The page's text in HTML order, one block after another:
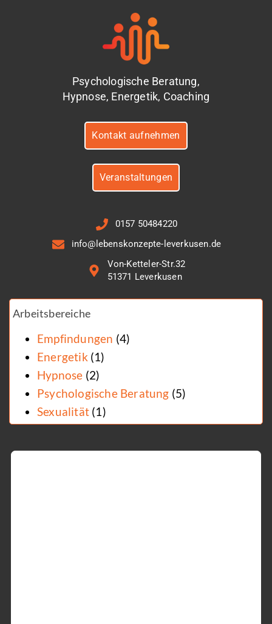
Psychologische Beratung,
Hypnose, Energetik, Coaching
Kontakt aufnehmen
Veranstaltungen
0157 50484220
info@lebenskonzepte-leverkusen.de
Von-Ketteler-Str.32
51371 Leverkusen
Arbeitsbereiche
Empfindungen (4)
Energetik (1)
Hypnose (2)
Psychologische Beratung (5)
Sexualität (1)